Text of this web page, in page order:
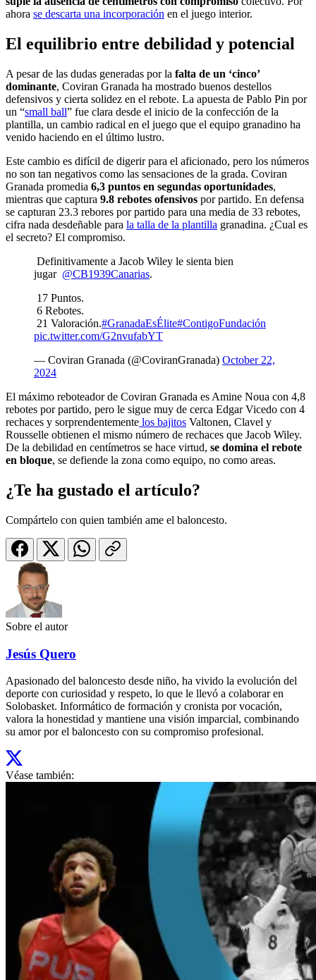
ahora se descarta una incorporación en el juego interior.
El equilibrio entre debilidad y potencial
A pesar de las dudas generadas por la falta de un ‘cinco’
dominante, Coviran Granada ha mostrado buenos destellos
defensivos y cierta solidez en el rebote. La apuesta de Pablo Pin por
un “small ball” fue clara desde el inicio de la confección de la
plantilla, un cambio radical en el juego que el equipo granadino ha
venido haciendo en el último lustro.
Este cambio es difícil de digerir para el aficionado, pero los números
no son tan negativos como las sensaciones de la grada. Coviran
Granada promedia 6,3 puntos en segundas oportunidades,
mientras que captura 9.8 rebotes ofensivos por partido. En defensa
se capturan 23.3 rebores por partido para una media de 33 rebotes,
cifra nada desdeñable para la talla de la plantilla granadina. ¿Cual es
el secreto? El compromiso.
Definitivamente a Jacob Wiley le sienta bien
jugar @CB1939Canarias.
17 Puntos.
6 Rebotes.
21 Valoración.#GranadaEsÉlite#ContigoFundación
pic.twitter.com/G2nvufabYT
— Coviran Granada (@CoviranGranada) October 22,
2024
El máximo reboteador de Coviran Granada es Amine Noua con 4,8
rebotes por partido, pero le sigue muy de cerca Edgar Vicedo con 4
rechaces y sorprendentemente los bajitos Valtonen, Clavel y
Rousselle obtienen el mismo número de rechaces que Jacob Wiley.
De la debilidad en centímetros se hace virtud, se domina el rebote
en bloque, se defiende la zona como equipo, no como areas.
¿Te ha gustado el artículo?
Compártelo con quien también ame el baloncesto.
Sobre el autor
Jesús Quero
Apasionado del baloncesto desde niño, ha vivido la evolución del
deporte con curiosidad y respeto, lo que le llevó a colaborar en
Solobasket. Informático de formación y cronista por vocación,
valora la honestidad y mantiene una visión imparcial, combinando
su amor por el baloncesto con su compromiso profesional.
Véase también: